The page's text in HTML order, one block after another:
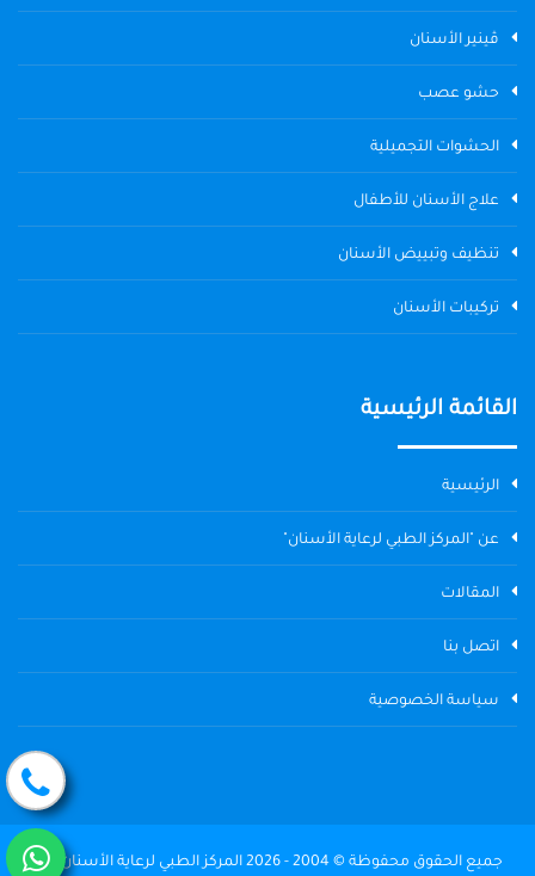
ڤينير الأسنان
حشو عصب
الحشوات التجميلية
علاج الأسنان للأطفال
تنظيف وتبييض الأسنان
تركيبات الأسنان
القائمة الرئيسية
الرئيسية
عن "المركز الطبي لرعاية الأسنان"
المقالات
اتصل بنا
سياسة الخصوصية
جميع الحقوق محفوظة © 2004 - 2026 المركز الطبي لرعاية الأسنان The